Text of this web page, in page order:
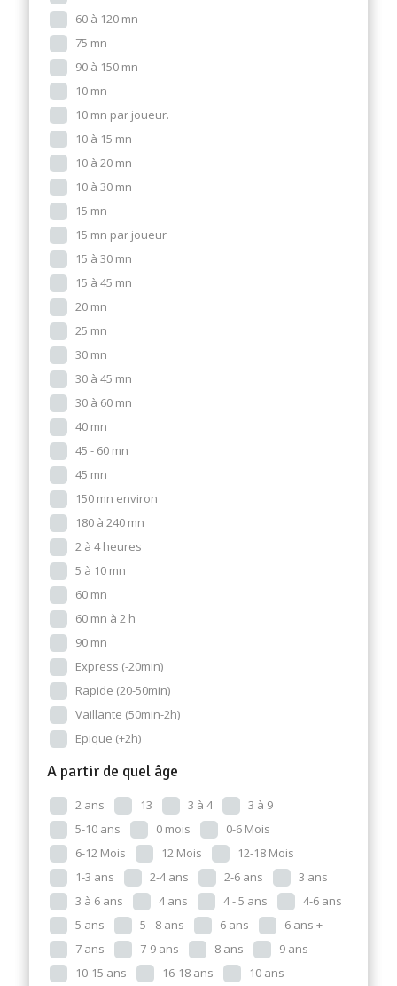
60 à 120 mn
75 mn
90 à 150 mn
10 mn
10 mn par joueur.
10 à 15 mn
10 à 20 mn
10 à 30 mn
15 mn
15 mn par joueur
15 à 30 mn
15 à 45 mn
20 mn
25 mn
30 mn
30 à 45 mn
30 à 60 mn
40 mn
45 - 60 mn
45 mn
150 mn environ
180 à 240 mn
2 à 4 heures
5 à 10 mn
60 mn
60 mn à 2 h
90 mn
Express (-20min)
Rapide (20-50min)
Vaillante (50min-2h)
Epique (+2h)
A partir de quel âge
2 ans 13 3 à 4
3 à 9
5-10 ans
0 mois
0-6 Mois
6-12 Mois
12 Mois
12-18 Mois
1-3 ans
2-4 ans 2-6 ans
3 ans
3 à 6 ans
4 ans 4 - 5 ans
4-6 ans
5 ans
5 - 8 ans 6 ans
6 ans +
7 ans
7-9 ans 8 ans
9 ans
10-15 ans
16-18 ans
10 ans